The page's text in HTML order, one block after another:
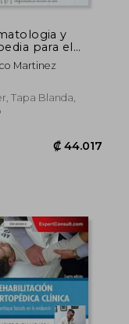
y
para el
en Medicina +
en
Martinez
Tapa Blanda,